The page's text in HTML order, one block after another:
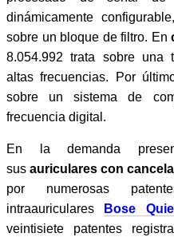
dinámicamente
sobre un bloque de filtro. En
8.054.992 trata sobre una
altas frecuencias. Por
sobre un sistema de
frecuencia digital.
En la demanda
sus auriculares con
por numerosas
intraauriculares
Bose
veintisiete patentes